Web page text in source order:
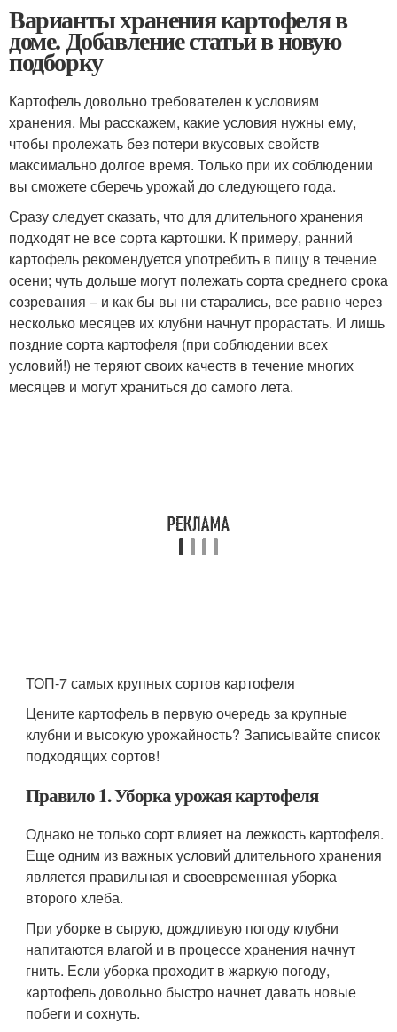
Варианты хранения картофеля в
доме. Добавление статьи в новую
подборку
Картофель довольно требователен к условиям
хранения. Мы расскажем, какие условия нужны ему,
чтобы пролежать без потери вкусовых свойств
максимально долгое время. Только при их соблюдении
вы сможете сберечь урожай до следующего года.
Сразу следует сказать, что для длительного хранения
подходят не все сорта картошки. К примеру, ранний
картофель рекомендуется употребить в пищу в течение
осени; чуть дольше могут полежать сорта среднего срока
созревания – и как бы вы ни старались, все равно через
несколько месяцев их клубни начнут прорастать. И лишь
поздние сорта картофеля (при соблюдении всех
условий!) не теряют своих качеств в течение многих
месяцев и могут храниться до самого лета.
ТОП-7 самых крупных сортов картофеля
Цените картофель в первую очередь за крупные
клубни и высокую урожайность? Записывайте список
подходящих сортов!
Правило 1. Уборка урожая картофеля
Однако не только сорт влияет на лежкость картофеля.
Еще одним из важных условий длительного хранения
является правильная и своевременная уборка
второго хлеба.
При уборке в сырую, дождливую погоду клубни
напитаются влагой и в процессе хранения начнут
гнить. Если уборка проходит в жаркую погоду,
картофель довольно быстро начнет давать новые
побеги и сохнуть.